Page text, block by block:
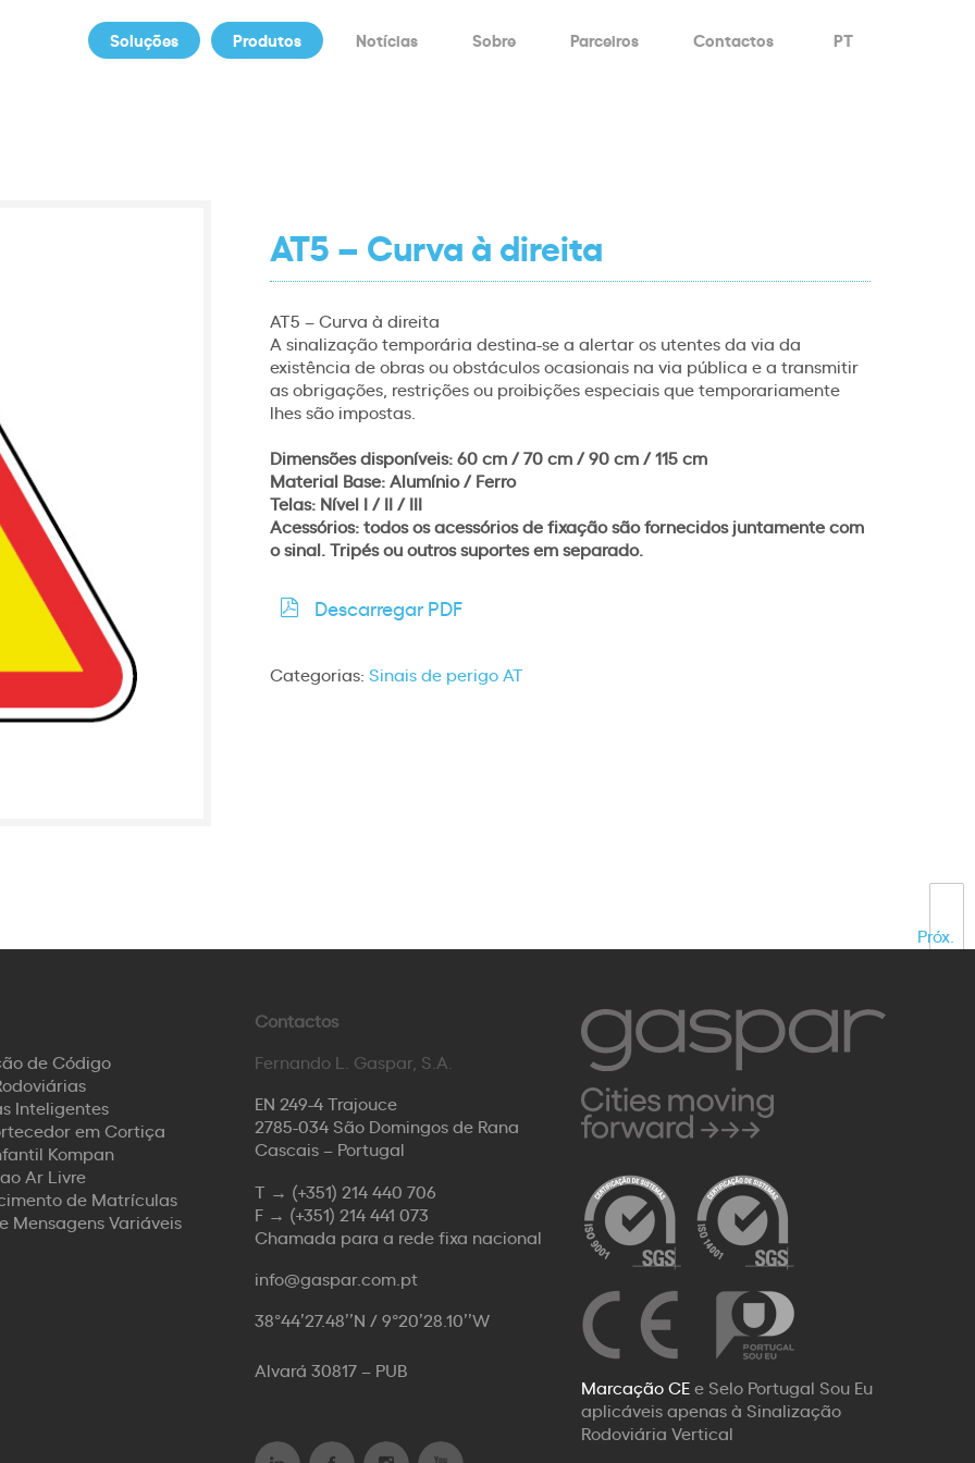
Soluções Produtos Notícias Sobre Parceiros Contactos PT
Próx.
AT5 – Curva à direita
AT5 – Curva à direita
A sinalização temporária destina-se a alertar os utentes da via da
existência de obras ou obstáculos ocasionais na via pública e a transmitir
as obrigações, restrições ou proibições especiais que temporariamente
lhes são impostas.
Dimensões disponíveis: 60 cm / 70 cm / 90 cm / 115 cm
Material Base: Alumínio / Ferro
Telas: Nível I / II / III
Acessórios: todos os acessórios de fixação são fornecidos juntamente com
o sinal. Tripés ou outros suportes em separado.
Descarregar PDF
Categorias: Sinais de perigo AT
de Código
Inteligentes
em Cortiça
Kompan
Ar Livre
de Matrículas
Mensagens Variáveis
Contactos
Fernando L. Gaspar, S.A.
EN 249-4 Trajouce
2785-034 São Domingos de Rana
Cascais – Portugal
T → (+351) 214 440 706
F → (+351) 214 441 073
Chamada para a rede fixa nacional
info@gaspar.com.pt
38°44’27.48’’N / 9°20’28.10’’W
Alvará 30817 – PUB
Marcação CEe Selo Portugal Sou Eu
aplicáveis apenas à Sinalização
Rodoviária Vertical